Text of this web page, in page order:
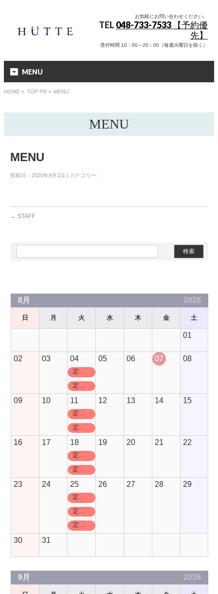
お気軽にお問い合わせください。
TEL 048-733-7533 【予約優
先】
受付時間 10：00～20：00（毎週火曜日を除く）
MENU
HOME » TOP PR » MENU
MENU
MENU
投稿日：2020年9月1日 | カテゴリー：
← STAFF
8月 2026
日 月 火 水 木 金 土
01
02 03 04
定休日
05 06 07 08
09 10 11
定休日
12 13 14 15
16 17 18
定休日
19 20 21 22
23 24 25
定休日
定休日
26 27 28 29
30 31
9月 2026